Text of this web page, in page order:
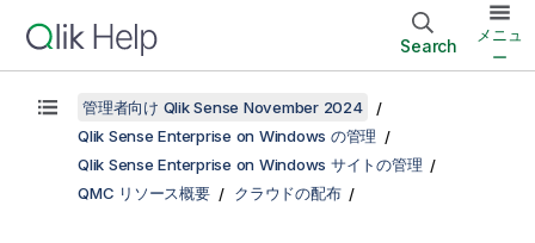
Search
メニュ
ー
管理者向け Qlik Sense November 2024
Qlik Sense Enterprise on Windows の管理
Qlik Sense Enterprise on Windows サイトの管理
QMC リソース概要
クラウドの配布